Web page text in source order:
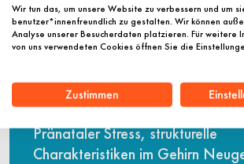
2018 bis 2019
Psychiatrie, Psychologie
Pränataler Stress, strukturelle
Charakteristiken im Gehirn
Wir tun das, um unsere Website zu verbessern und um
benutzer*innenfreundlich zu gestalten. Wir können
Analyse unserer Besucherdaten platzieren. Für weitere
von uns verwendeten Cookies öffnen Sie die
Zustimmen